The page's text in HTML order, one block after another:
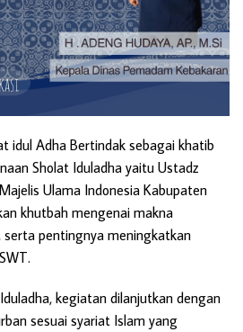
idul Adha Bertindak sebagai khatib
Sholat Iduladha yaitu Ustadz
Ulama Indonesia Kabupaten
khutbah mengenai makna
serta pentingnya meningkatkan
kegiatan dilanjutkan dengan
sesuai syariat Islam yang